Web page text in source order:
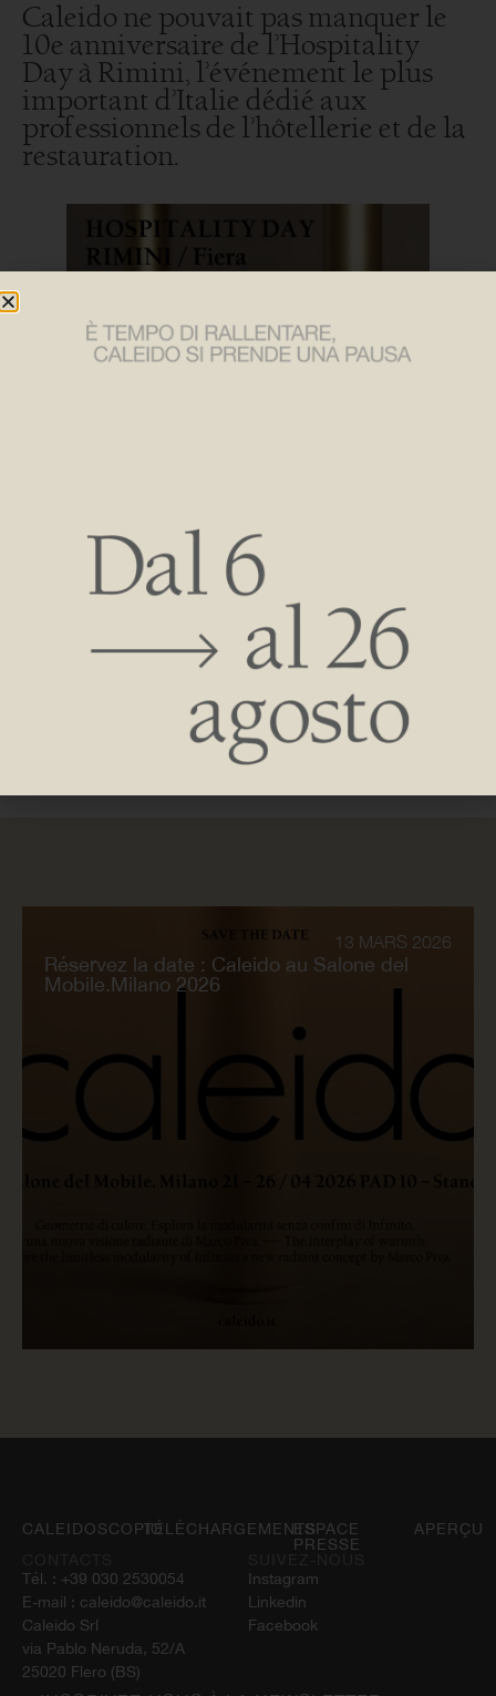
Caleido ne pouvait pas manquer le
10e anniversaire de l’Hospitality
Day à Rimini, l’événement le plus
important d’Italie dédié aux
professionnels de l’hôtellerie et de la
restauration.
espace d’exposition organisé en arènes et salles de
formation avec plus de deux cents intervenants, des
séminaires et des dizaines de témoignages internationaux
du secteur de l’hôtellerie et de la restauration.
En tant qu’entreprise à la pointe de l’industrie des
radiateurs, nous avons voulu, à cette occasion, étendre
notre philosophie de l’habitat total au monde de l’hôtellerie.
13 MARS 2026
Réservez la date : Caleido au Salone del
Mobile.Milano 2026
Tél. : +39 030 2530054
E-mail : caleido@caleido.it
Caleido Srl
via Pablo Neruda, 52/A
25020 Flero (BS)
Instagram
Linkedin
Facebook
CALEIDOSCOPIOTÉLÉCHARGEMENTSESPACE
PRESSE
APERÇU